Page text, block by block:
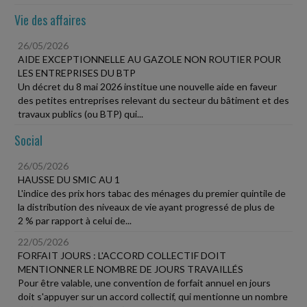
Vie des affaires
26/05/2026
AIDE EXCEPTIONNELLE AU GAZOLE NON ROUTIER POUR
LES ENTREPRISES DU BTP
Un décret du 8 mai 2026 institue une nouvelle aide en faveur
des petites entreprises relevant du secteur du bâtiment et des
travaux publics (ou BTP) qui...
Social
26/05/2026
HAUSSE DU SMIC AU 1
L'indice des prix hors tabac des ménages du premier quintile de
la distribution des niveaux de vie ayant progressé de plus de
2 % par rapport à celui de...
22/05/2026
FORFAIT JOURS : L'ACCORD COLLECTIF DOIT
MENTIONNER LE NOMBRE DE JOURS TRAVAILLÉS
Pour être valable, une convention de forfait annuel en jours
doit s'appuyer sur un accord collectif, qui mentionne un nombre